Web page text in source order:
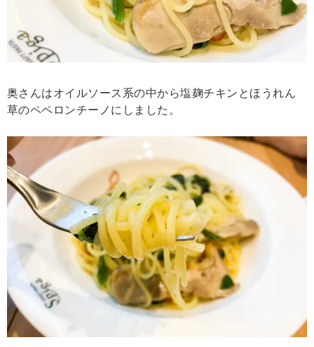
奥さんはオイルソース系の中から塩麹チキンとほうれん
草のペペロンチーノにしました。